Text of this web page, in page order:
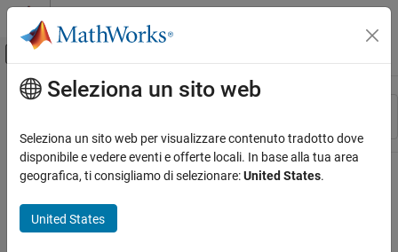
Vai al contenuto
Attiva/disattiva menu di navigazione
Risorsa
Stato
Contenuto principale
Seleziona un sito web
Seleziona un sito web per visualizzare contenuto tradotto dove
disponibile e vedere eventi e offerte locali. In base alla tua area
geografica, ti consigliamo di selezionare:United States.
United States